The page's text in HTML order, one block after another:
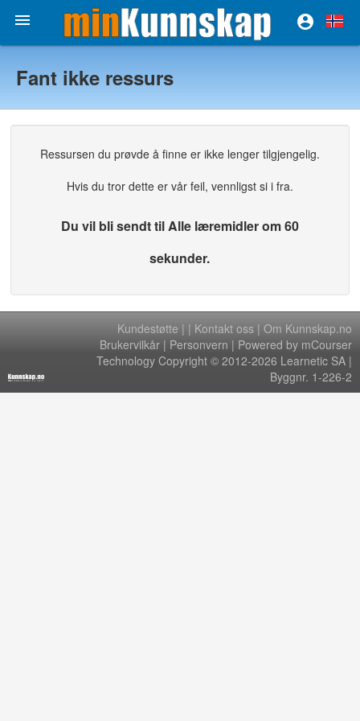


Fant ikke ressurs
Ressursen du prøvde å finne er ikke lenger tilgjengelig.
Hvis du tror dette er vår feil, vennligst si i fra.
Du vil bli sendt til Alle læremidler om 60
sekunder.
Kundestøtte | | Kontakt oss | Om Kunnskap.no
Brukervilkår | Personvern | Powered by mCourser
Technology Copyright © 2012-2026 Learnetic SA |
Byggnr. 1-226-2